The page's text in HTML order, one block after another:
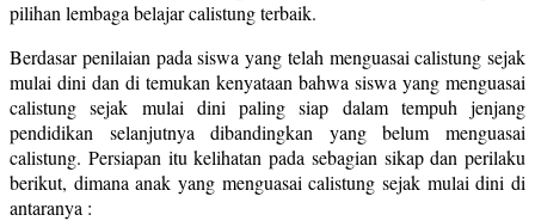
pilihan lembaga belajar calistung terbaik.
Berdasar penilaian pada siswa yang telah menguasai calistung sejak
mulai dini dan di temukan kenyataan bahwa siswa yang menguasai
calistung sejak mulai dini paling siap dalam tempuh jenjang
pendidikan selanjutnya dibandingkan yang belum menguasai
calistung. Persiapan itu kelihatan pada sebagian sikap dan perilaku
berikut, dimana anak yang menguasai calistung sejak mulai dini di
antaranya :